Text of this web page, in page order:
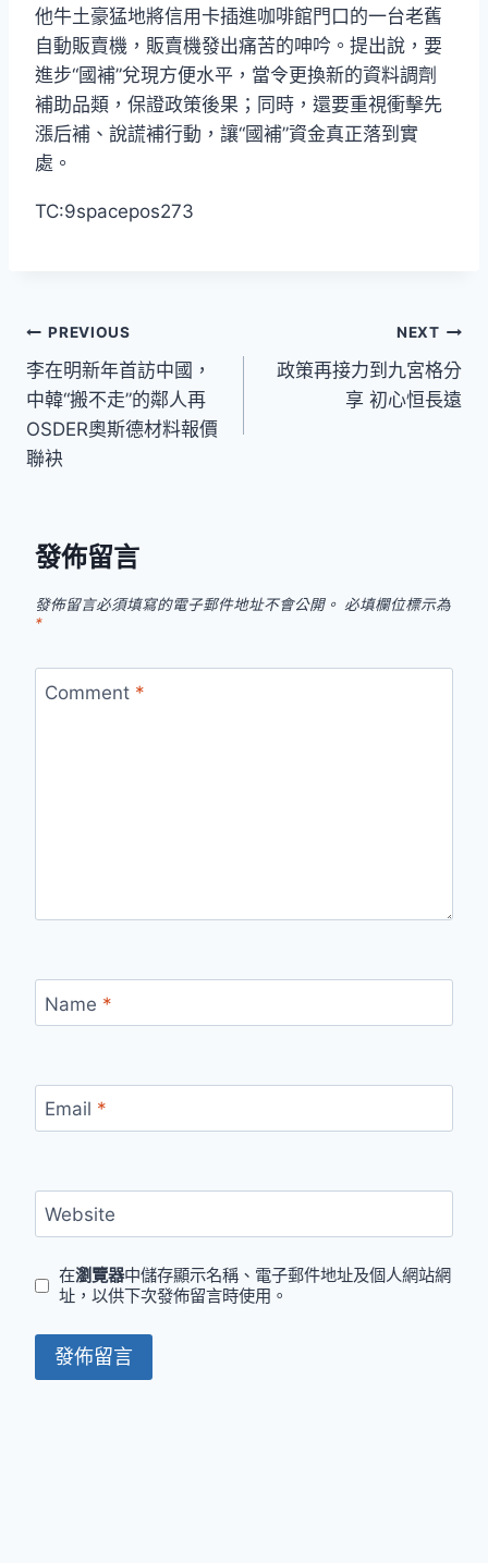
他牛土豪猛地將信用卡插進咖啡館門口的一台老舊
自動販賣機，販賣機發出痛苦的呻吟。提出說，要
進步“國補”兌現方便水平，當令更換新的資料調劑
補助品類，保證政策後果；同時，還要重視衝擊先
漲后補、說謊補行動，讓“國補”資金真正落到實
處。
TC:9spacepos273
文
章
導
覽
PREVIOUS
李在明新年首訪中國，
中韓“搬不走”的鄰人再
OSDER奧斯德材料報價
聯袂
NEXT
政策再接力到九宮格分
享 初心恒長遠
發佈留言
發佈留言必須填寫的電子郵件地址不會公開。 必填欄位標示為
*
Comment *
Name *
Email *
Website
在瀏覽器中儲存顯示名稱、電子郵件地址及個人網站網
址，以供下次發佈留言時使用。